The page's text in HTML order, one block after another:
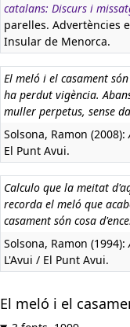
catalans: Discurs i
parelles. Advertències
Insular de Menorca.
El meló i el casament
ha perdut vigència.
muller perpetus, sense
Solsona, Ramon (2008):
El Punt Avui.
Calculo que la meitat
recorda el meló que
casament són cosa
Solsona, Ramon (1994):
L'Avui / El Punt Avui.
El meló i el